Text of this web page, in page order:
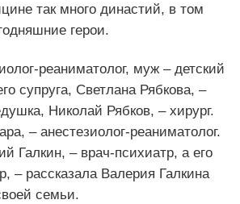
так много династий, в том
герои.
реаниматолог, муж – детский
супруга, Светлана Рябкова, –
Николай Рябков, – хирург.
– анестезиолог-реаниматолог.
Галкин, – врач-психиатр, а его
– рассказала Валерия Галкина
семьи.